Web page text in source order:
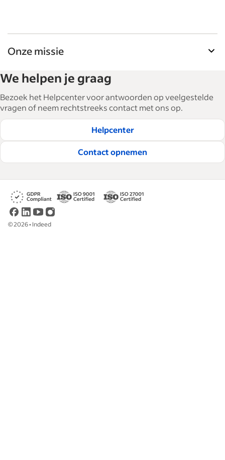
Onze missie
bedrijven bij het uitbreiden en managen van hun
personeel. Met meer dan 15.000 artikelen in 6
talen bieden we tactisch advies, tips en best
practices om bedrijven te helpen de beste
medewerkers te werven en te behouden.
Lees onze redactionele richtlijnen
We helpen je graag
Bezoek het Helpcenter voor antwoorden op veelgestelde
vragen of neem rechtstreeks contact met ons op.
Helpcenter
Contact opnemen
©2026• Indeed